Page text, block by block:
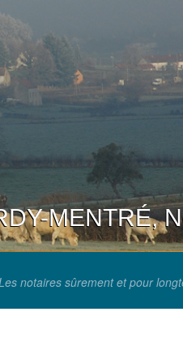
MENTRÉ,
notaires sûrement et pour